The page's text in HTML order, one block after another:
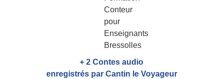
+ 2 Contes audio
enregistrés par Cantin le Voyageur